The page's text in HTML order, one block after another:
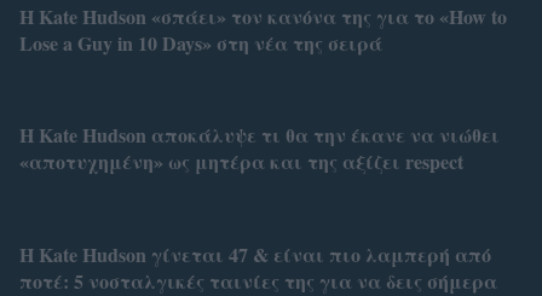
Η Kate Hudson «σπάει» τον κανόνα της για το «How to
Lose a Guy in 10 Days» στη νέα της σειρά
Η Kate Hudson αποκάλυψε τι θα την έκανε να νιώθει
«αποτυχημένη» ως μητέρα και της αξίζει respect
Η Kate Hudson γίνεται 47 & είναι πιο λαμπερή από
ποτέ: 5 νοσταλγικές ταινίες της για να δεις σήμερα